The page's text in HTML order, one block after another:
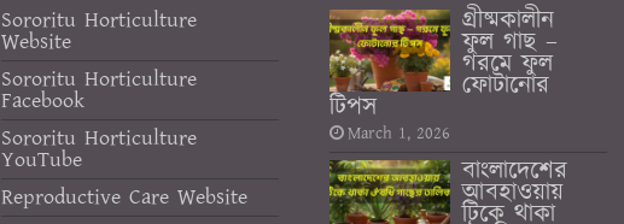
Sororitu Horticulture
Website
Sororitu Horticulture
Facebook
Sororitu Horticulture
YouTube
Reproductive Care Website
গ্রীষ্মকালীন
ফুল গাছ –
গরমে ফুল
ফোটানোর
টিপস
March 1, 2026
বাংলাদেশের
আবহাওয়ায়
টিকে থাকা